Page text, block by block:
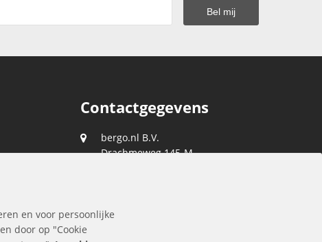
Contactgegevens
bergo.nl B.V.
Drachmeweg 145-M
en voor persoonlijke
door op "Cookie